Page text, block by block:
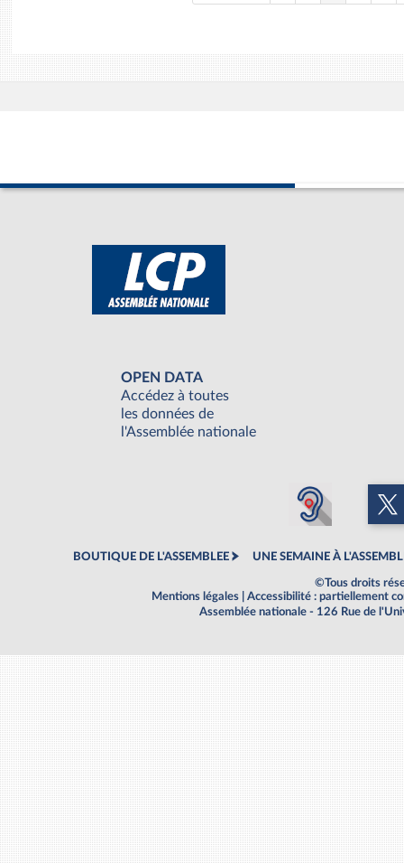
OPEN DATA
Accédez à toutes
les données de
l'Assemblée nationale
BOUTIQUE DE L'ASSEMBLEE UNE SEMAINE À
©Tous droits
Mentions légales
Accessibilité : partiellement
Assemblée nationale - 126 Rue de